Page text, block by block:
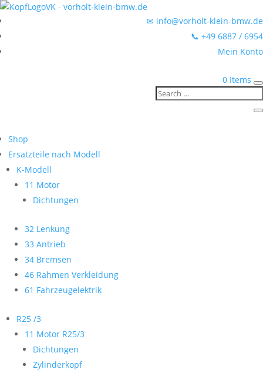
✉ info@vorholt-klein-bmw.de
📞 +49 6887 / 6954
Mein Konto
0 Items
Shop
Ersatzteile nach Modell
K-Modell
11 Motor
Dichtungen
32 Lenkung
33 Antrieb
34 Bremsen
46 Rahmen Verkleidung
61 Fahrzeugelektrik
R25 /3
11 Motor R25/3
Dichtungen
Zylinderkopf